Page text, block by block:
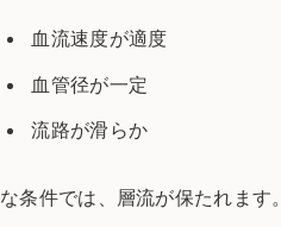
血流速度が適度
血管径が一定
流路が滑らか
な条件では、 層流が保たれます。